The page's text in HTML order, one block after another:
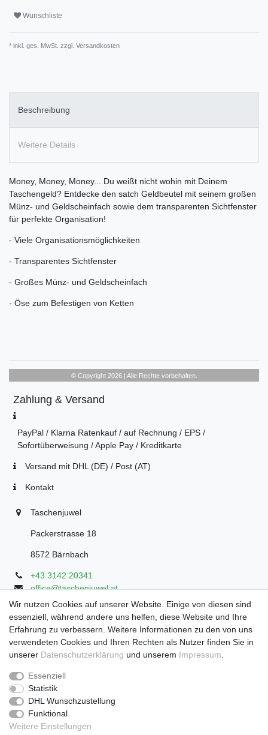
Wunschliste
* inkl. ges. MwSt. zzgl. Versandkosten
Beschreibung
Weitere Details
Money, Money, Money... Du weißt nicht wohin mit Deinem
Taschengeld? Entdecke den satch Geldbeutel mit seinem großen
Münz- und Geldscheinfach sowie dem transparenten Sichtfenster
für perfekte Organisation!
- Viele Organisationsmöglichkeiten
- Transparentes Sichtfenster
- Großes Münz- und Geldscheinfach
- Öse zum Befestigen von Ketten
© Copyright 2026 | Alle Rechte vorbehalten.
Zahlung & Versand
PayPal / Klarna Ratenkauf / auf Rechnung / EPS /
Sofortüberweisung / Apple Pay / Kreditkarte
Versand mit DHL (DE) / Post (AT)
Kontakt
Taschenjuwel
Packerstrasse 18
8572 Bärnbach
+43 3142 20341
office@taschenjuwel.at
Montag - Freitag: 08:30 - 18:00
Samstag: 8:30 - 17 Uhr
Daten­schutz­erklärung
Wir nutzen Cookies auf unserer Website. Einige von diesen sind
essenziell, während andere uns helfen, diese Website und Ihre
Erfahrung zu verbessern. Weitere Informationen zu den von uns
verwendeten Cookies und Ihren Rechten als Nutzer finden Sie in
unserer Daten­schutz­erklärung und unserem Impressum
Essenziell
Statistik
DHL Wunschzustellung
Funktional
Weitere Einstellungen